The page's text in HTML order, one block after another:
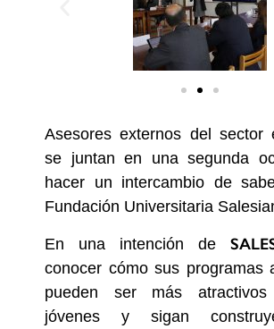
Asesores externos del sector
se juntan en una segunda
hacer un intercambio de
Fundación Universitaria
En una intención de
conocer cómo sus programas
pueden ser más
jóvenes y sigan